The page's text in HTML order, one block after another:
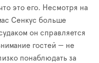
это его. Несмотря на
Сенкус больше
он справляется
гостей — не
понаблюдать за